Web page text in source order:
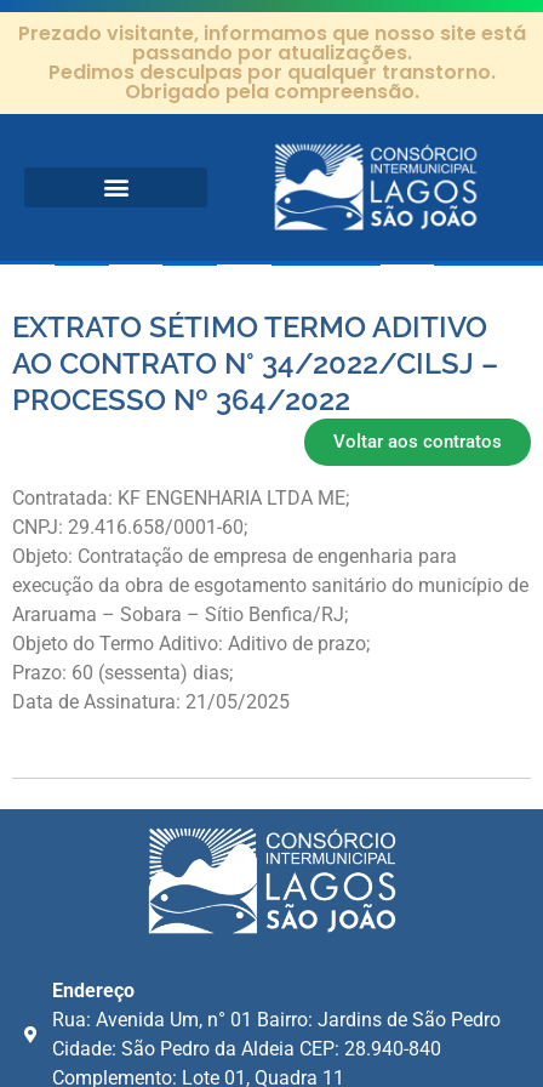
Prezado visitante, informamos que nosso site está
passando por atualizações.
Pedimos desculpas por qualquer transtorno.
Obrigado pela compreensão.
EXTRATO SÉTIMO TERMO ADITIVO
AO CONTRATO N° 34/2022/CILSJ –
PROCESSO Nº 364/2022
Voltar aos contratos
Contratada: KF ENGENHARIA LTDA ME;
CNPJ: 29.416.658/0001-60;
Objeto: Contratação de empresa de engenharia para
execução da obra de esgotamento sanitário do município de
Araruama – Sobara – Sítio Benfica/RJ;
Objeto do Termo Aditivo: Aditivo de prazo;
Prazo: 60 (sessenta) dias;
Data de Assinatura: 21/05/2025
Endereço
Rua: Avenida Um, n° 01 Bairro: Jardins de São Pedro
Cidade: São Pedro da Aldeia CEP: 28.940-840
Complemento: Lote 01, Quadra 11